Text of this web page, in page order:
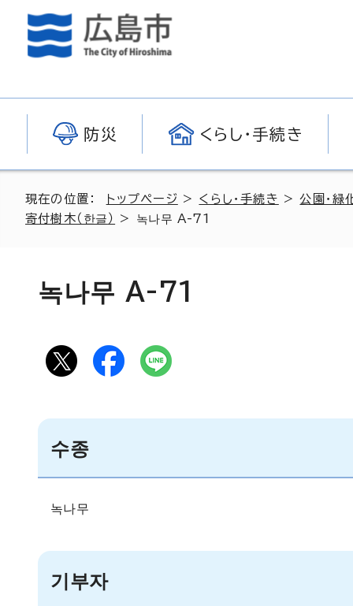
防災 くらし・手続き
現在の位置： トップページ > くらし・手続き >公園・緑
寄付樹木（ 한글 ） > 녹나무 A-71
녹나무 A-71
수종
녹나무
기부자